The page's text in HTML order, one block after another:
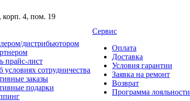
корп. 4, пом. 19
дистрибьютором
прайс-лист
условиях сотрудничества
заказы
подарки
Сервис
Оплата
Доставка
Условия гарантии
Заявка на ремонт
Возврат
Программа лояльности